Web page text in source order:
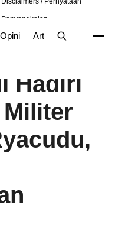
Penyangkalan
Opini Artikel
News TNI
Hadiri
Militer